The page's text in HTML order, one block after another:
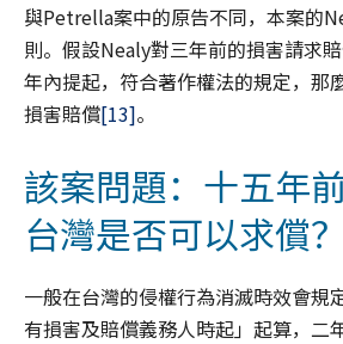
與Petrella案中的原告不同，本案的
則。假設Nealy對三年前的損害請求
年內提起，符合著作權法的規定，那
損害賠償[13]。
該案問題：十五年
台灣是否可以求償？
一般在台灣的侵權行為消滅時效會規
有損害及賠償義務人時起」起算，二